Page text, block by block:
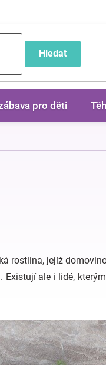
Hledat
pro děti
rostlina, jejíž
ale i lidé,